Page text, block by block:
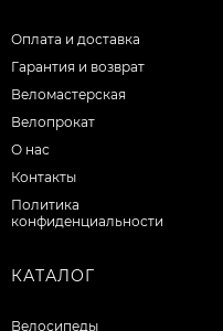
Оплата и доставка
Гарантия и возврат
Веломастерская
Велопрокат
О нас
Контакты
Политика
конфиденциальности
КАТАЛОГ
Велосипеды